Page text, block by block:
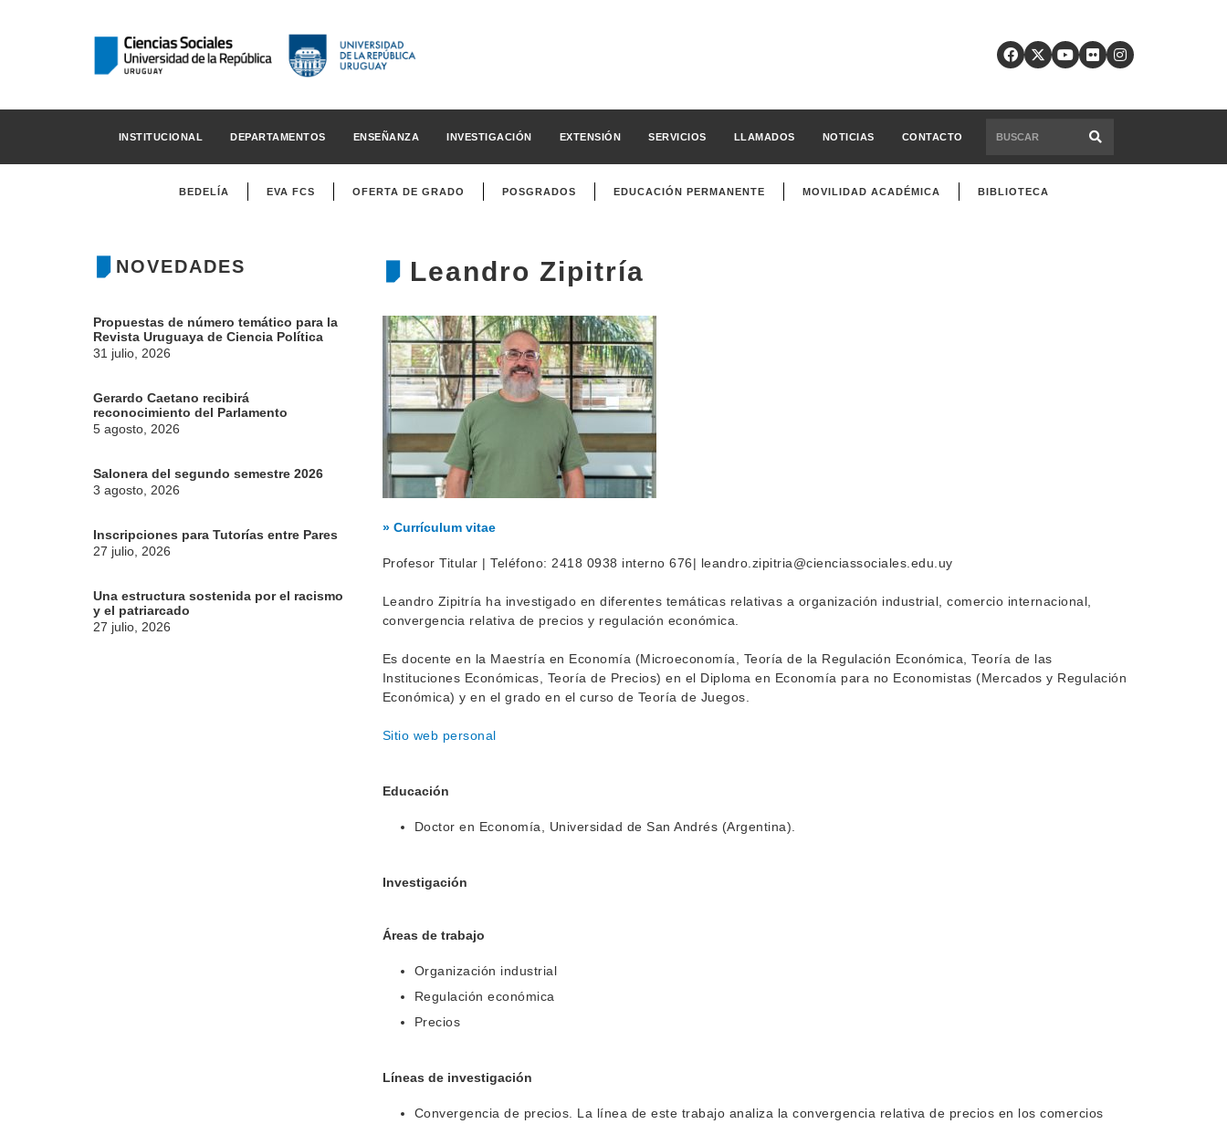
INSTITUCIONAL DEPARTAMENTOS ENSEÑANZA INVESTIGACIÓN EXTENSIÓN SERVICIOS LLAMADOS NOTICIAS CONTACTO
BEDELÍA EVA FCS OFERTA DE GRADO POSGRADOS EDUCACIÓN PERMANENTE MOVILIDAD ACADÉMICA BIBLIOTECA
NOVEDADES
Propuestas de número temático para la
Revista Uruguaya de Ciencia Política
31 julio, 2026
Gerardo Caetano recibirá
reconocimiento del Parlamento
5 agosto, 2026
Salonera del segundo semestre 2026
3 agosto, 2026
Inscripciones para Tutorías entre Pares
27 julio, 2026
Una estructura sostenida por el racismo
y el patriarcado
27 julio, 2026
Leandro Zipitría
» Currículum vitae
Profesor Titular | Teléfono: 2418 0938 interno 676| leandro.zipitria@cienciassociales.edu.uy
Leandro Zipitría ha investigado en diferentes temáticas relativas a organización industrial, comercio internacional,
convergencia relativa de precios y regulación económica.
Es docente en la Maestría en Economía (Microeconomía, Teoría de la Regulación Económica, Teoría de las
Instituciones Económicas, Teoría de Precios) en el Diploma en Economía para no Economistas (Mercados y Regulación
Económica) y en el grado en el curso de Teoría de Juegos.
Sitio web personal
Educación
Doctor en Economía, Universidad de San Andrés (Argentina).
Investigación
Áreas de trabajo
Organización industrial
Regulación económica
Precios
Líneas de investigación
Convergencia de precios. La línea de este trabajo analiza la convergencia relativa de precios en los comercios